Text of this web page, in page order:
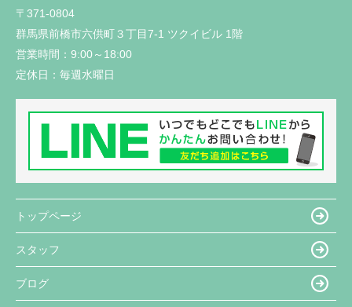
〒371-0804
群馬県前橋市六供町３丁目7-1 ツクイビル 1階
営業時間： 9:00～18:00
定休日： 毎週水曜日
トップページ
スタッフ
ブログ